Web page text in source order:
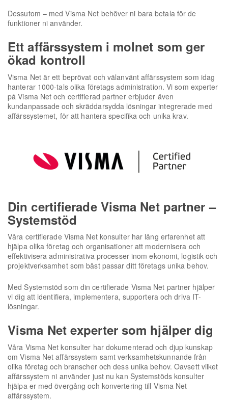
Dessutom – med Visma Net behöver ni bara betala för de
funktioner ni använder.
Ett affärssystem i molnet som ger
ökad kontroll
Visma Net är ett beprövat och välanvänt affärssystem som idag
hanterar 1000-tals olika företags administration. Vi som experter
på Visma Net och certifierad partner erbjuder även
kundanpassade och skräddarsydda lösningar integrerade med
affärssystemet, för att hantera specifika och unika krav.
Din certifierade Visma Net partner –
Systemstöd
Våra certifierade Visma Net konsulter har lång erfarenhet att
hjälpa olika företag och organisationer att modernisera och
effektivisera administrativa processer inom ekonomi, logistik och
projektverksamhet som bäst passar ditt företags unika behov.
Med Systemstöd som din certifierade Visma Net partner hjälper
vi dig att identifiera, implementera, supportera och driva IT-
lösningar.
Visma Net experter som hjälper dig
Våra Visma Net konsulter har dokumenterad och djup kunskap
om Visma Net affärssystem samt verksamhetskunnande från
olika företag och branscher och dess unika behov. Oavsett vilket
affärssystem ni använder just nu kan Systemstöds konsulter
hjälpa er med övergång och konvertering till Visma Net
affärssystem.